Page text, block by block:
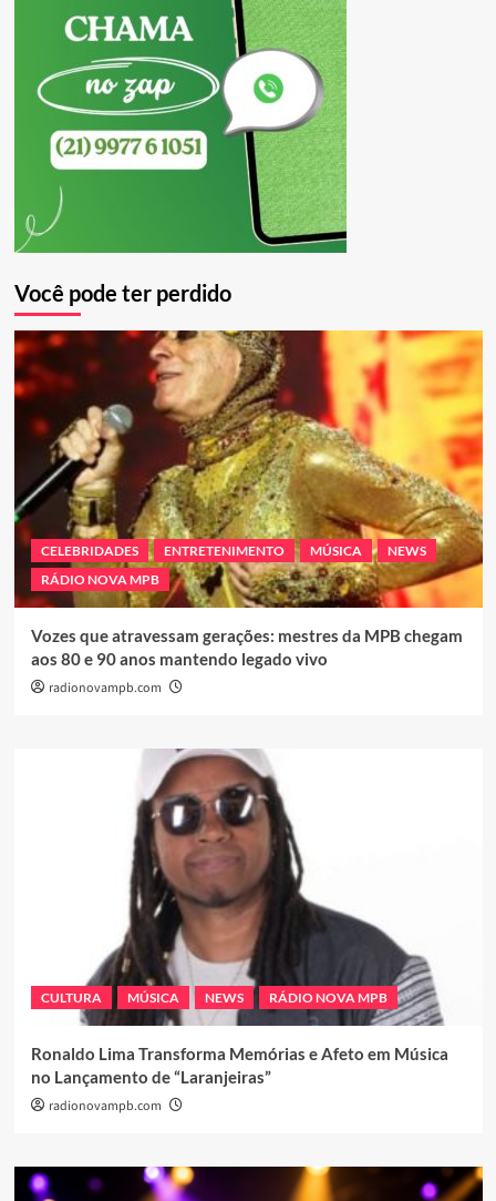
Você pode ter perdido
CELEBRIDADES ENTRETENIMENTO MÚSICA
NEWS
RÁDIO NOVA MPB
Vozes que atravessam gerações: mestres da MPB chegam
aos 80 e 90 anos mantendo legado vivo
radionovampb.com
CULTURA MÚSICA NEWS RÁDIO NOVA MPB
Ronaldo Lima Transforma Memórias e Afeto em Música
no Lançamento de “Laranjeiras”
radionovampb.com